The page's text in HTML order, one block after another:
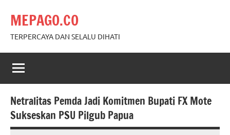
content
MEPAGO.CO
TERPERCAYA DAN SELALU DIHATI
Netralitas Pemda Jadi Komitmen Bupati FX Mote
Sukseskan PSU Pilgub Papua